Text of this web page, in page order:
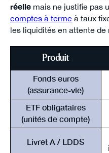
réellemais ne justifie pas
comptes à termeà taux
les liquidités en attente de
Produit
Fonds euros
(assurance-vie)
ETF obligataires
(unités de compte)
Livret A / LDDS